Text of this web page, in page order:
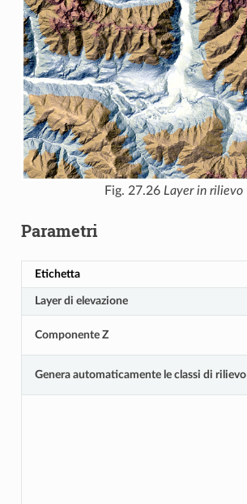
Fig. 27.26 Layer in rilievo
Parametri
Etichetta
Layer di elevazione
Componente Z
Genera automaticamente le classi di rilievo